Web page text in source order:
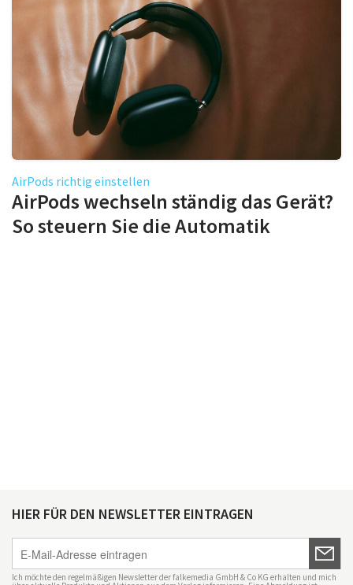
AirPods richtig einstellen
AirPods wechseln ständig das Gerät?
So steuern Sie die Automatik
HIER FÜR DEN NEWSLETTER EINTRAGEN
Ich möchte den regelmäßigen Newsletter der falkemedia GmbH & Co KG erhalten und mich